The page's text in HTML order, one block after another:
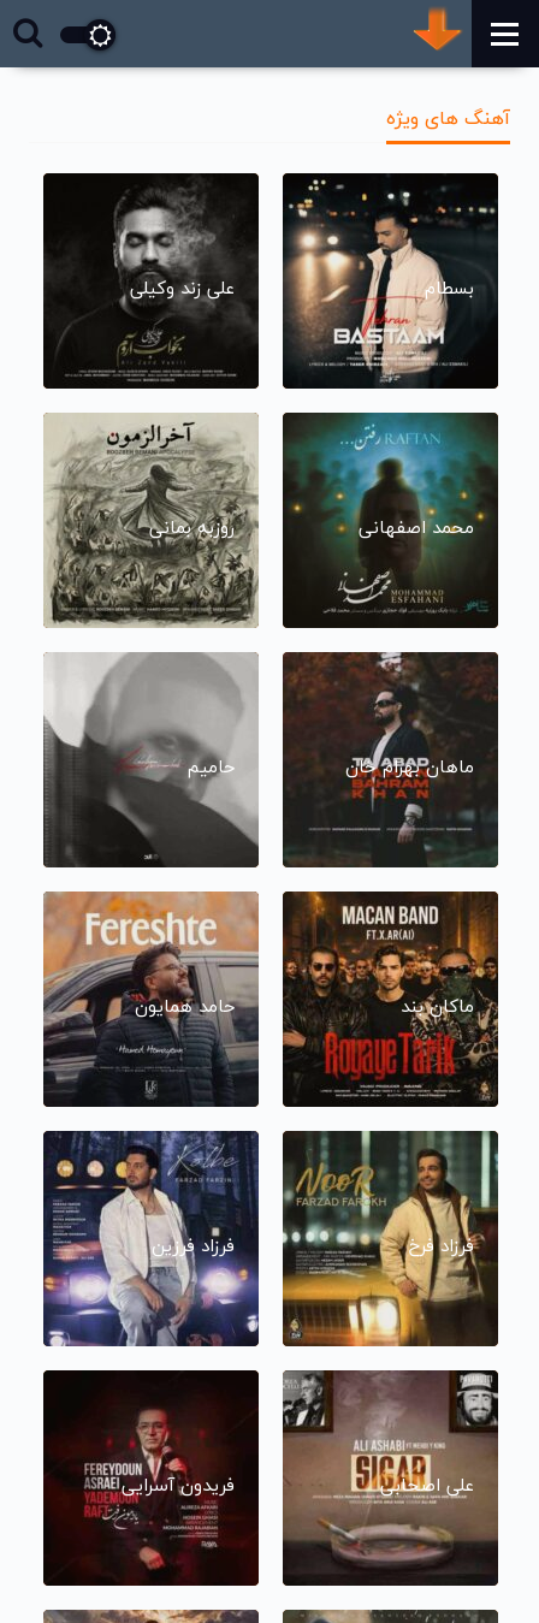
آهنگ های ویژه
بسطام علی زند وکیلی
محمد اصفهانی روزبه بمانی
ماهان بهرام خان حامیم
ماکان بند حامد همایون
فرزاد فرخ فرزاد فرزین
علی اصحابی فریدون آسرایی